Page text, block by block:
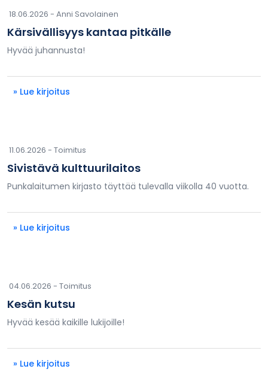
18.06.2026 - Anni Savolainen
Kärsivällisyys kantaa pitkälle
Hyvää juhannusta!
» Lue kirjoitus
11.06.2026 - Toimitus
Sivistävä kulttuurilaitos
Punkalaitumen kirjasto täyttää tulevalla viikolla 40 vuotta.
» Lue kirjoitus
04.06.2026 - Toimitus
Kesän kutsu
Hyvää kesää kaikille lukijoille!
» Lue kirjoitus